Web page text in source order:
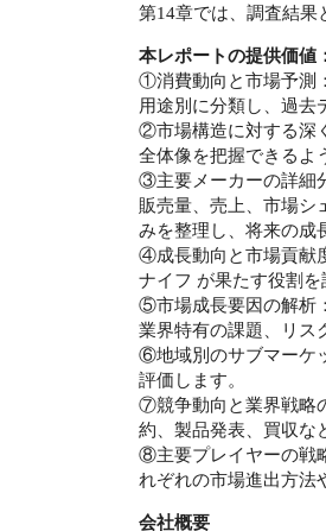
第14章では、調査結果
本レポートの提供価値：
①消費動向と市場予測
用途別に分類し、過去
②市場構造に対する深
全体像を把握できるよ
③主要メーカーの詳細
販売量、売上、市場シ
みを整理し、将来の成
④成長動向と市場貢献
ナイフ が果たす役割を
⑤市場成長要因の解析
業界特有の課題、リス
⑥地域別のサブマーケ
評価します。
⑦競争動向と業界戦略
約、製品発表、買収な
⑧主要プレイヤーの戦
れぞれの市場進出方法
会社概要